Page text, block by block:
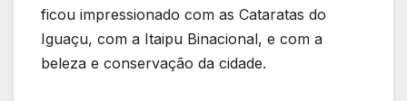
ficou impressionado com as Cataratas do
Iguaçu, com a Itaipu Binacional, e com a
beleza e conservação da cidade.